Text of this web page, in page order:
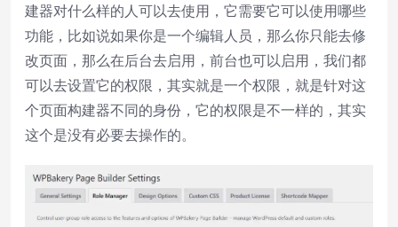
建器对什么样的人可以去使用，它需要它可以使用哪些
功能，比如说如果你是一个编辑人员，那么你只能去修
改页面，那么在后台去启用，前台也可以启用，我们都
可以去设置它的权限，其实就是一个权限，就是针对这
个页面构建器不同的身份，它的权限是不一样的，其实
这个是没有必要去操作的。